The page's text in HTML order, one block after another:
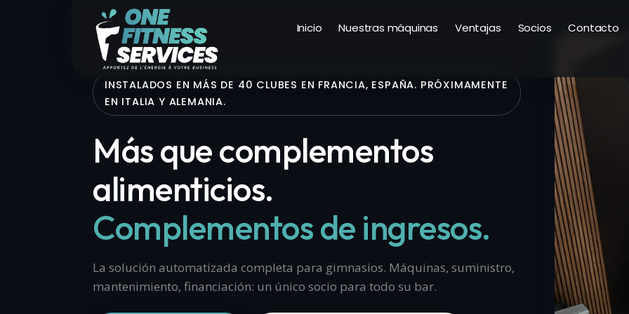
Inicio Nuestras máquinas Ventajas Socios Contacto
INSTALADOS EN MÁS DE 40 CLUBES EN FRANCIA, ESPAÑA. PRÓXIMAMENTE
EN ITALIA Y ALEMANIA.
Más que complementos
alimenticios.
Complementos de ingresos.
La solución automatizada completa para gimnasios. Máquinas, suministro,
mantenimiento, financiación: un único socio para todo su bar.